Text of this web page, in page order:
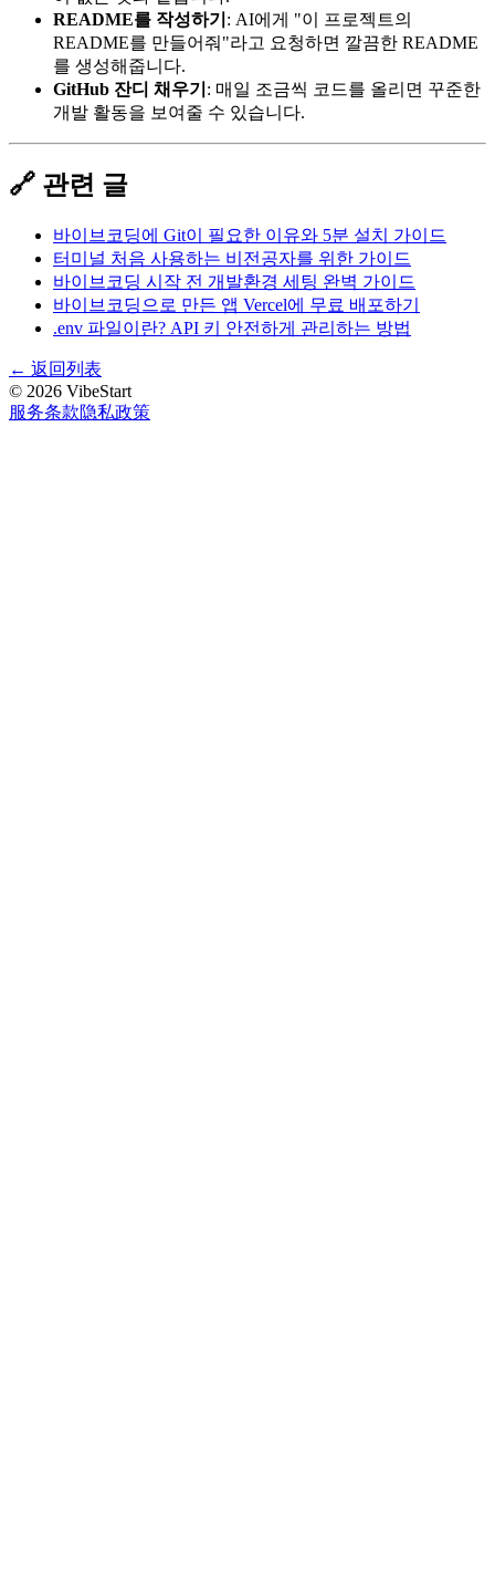
README를 작성하기 : AI에게 "이 프로젝트의
README를 만들어줘"라고 요청하면 깔끔한 README
를 생성해줍니다.
GitHub 잔디 채우기 : 매일 조금씩 코드를 올리면 꾸준한
개발 활동을 보여줄 수 있습니다.
🔗 관련 글
바이브코딩에 Git이 필요한 이유와 5분 설치 가이드
터미널 처음 사용하는 비전공자를 위한 가이드
바이브코딩 시작 전 개발환경 세팅 완벽 가이드
바이브코딩으로 만든 앱 Vercel에 무료 배포하기
.env 파일이란? API 키 안전하게 관리하는 방법
← 返回列表
© 2026 VibeStart
服务条款隐私政策